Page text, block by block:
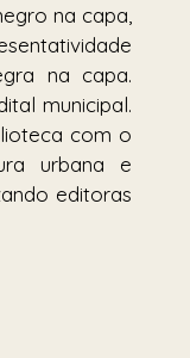
na capa,
na capa.
municipal.
com o
urbana e
editoras